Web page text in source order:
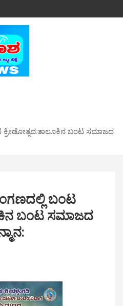
ಕ್ರೀಡೋತ್ಸವ:ತಾಲೂಕಿನ ಬಂಟ ಸಮಾಜದ
ಬಂಟ
ಬಂಟ ಸಮಾಜದ